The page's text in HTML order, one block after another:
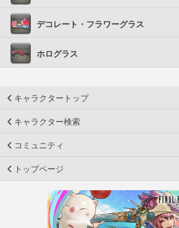
デコレート・フラワーグラス
ホログラス
キャラクタートップ
キャラクター検索
コミュニティ
トップページ